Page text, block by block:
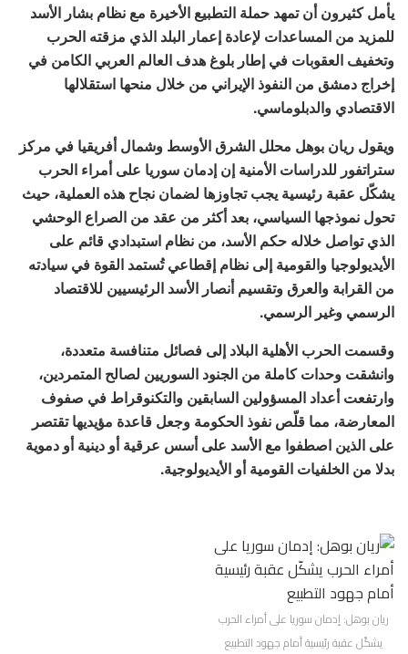
يأمل كثيرون أن تمهد حملة التطبيع الأخيرة مع نظام بشار الأسد
للمزيد من المساعدات لإعادة إعمار البلد الذي مزقته الحرب
وتخفيف العقوبات في إطار بلوغ هدف العالم العربي الكامن في
إخراج دمشق من النفوذ الإيراني من خلال منحها استقلالها
الاقتصادي والدبلوماسي.
ويقول ريان بوهل محلل الشرق الأوسط وشمال أفريقيا في مركز
ستراتفور للدراسات الأمنية إن إدمان سوريا على أمراء الحرب
يشكّل عقبة رئيسية يجب تجاوزها لضمان نجاح هذه العملية، حيث
تحول نموذجها السياسي، بعد أكثر من عقد من الصراع الوحشي
الذي تواصل خلاله حكم الأسد، من نظام استبدادي قائم على
الأيديولوجيا والقومية إلى نظام إقطاعي تُستمد القوة في سيادته
من القرابة والعرق وتقسيم أنصار الأسد الرئيسيين للاقتصاد
الرسمي وغير الرسمي.
وقسمت الحرب الأهلية البلاد إلى فصائل متنافسة متعددة،
وانشقت وحدات كاملة من الجنود السوريين لصالح المتمردين،
وارتفعت أعداد المسؤولين السابقين والتكنوقراط في صفوف
المعارضة، مما قلّص نفوذ الحكومة وجعل قاعدة مؤيديها تقتصر
على الذين اصطفوا مع الأسد على أسس عرقية أو دينية أو دموية
بدلا من الخلفيات القومية أو الأيديولوجية.
ريان بوهل: إدمان سوريا على أمراء الحرب
يشكّل عقبة رئيسية أمام جهود التطبيع